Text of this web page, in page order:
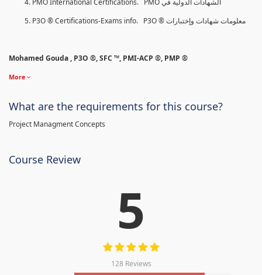
P3O ® Certifications-Exams info. P3O ® معلومات شهادات وإختبارات
Mohamed Gouda , P3O ®, SFC ™, PMI-ACP ®, PMP ®
More
What are the requirements for this course?
Project Managment Concepts
Course Review
5
128 Reviews